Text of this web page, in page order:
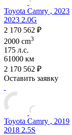
Toyota Camry , 2023
2023 2.0G
2 170 562 ₽
2000 cm3
175 л.с.
61000 км
2 170 562 ₽
Оставить заявку
Toyota Camry , 2019
2018 2.5S